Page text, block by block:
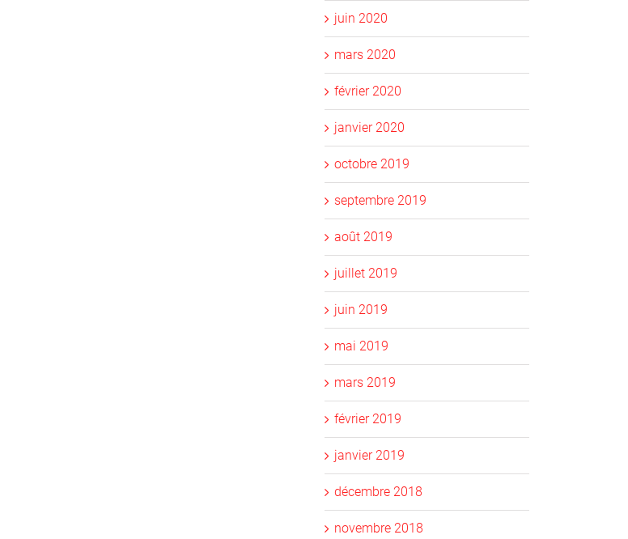
juin 2020
mars 2020
février 2020
janvier 2020
octobre 2019
septembre 2019
août 2019
juillet 2019
juin 2019
mai 2019
mars 2019
février 2019
janvier 2019
décembre 2018
novembre 2018